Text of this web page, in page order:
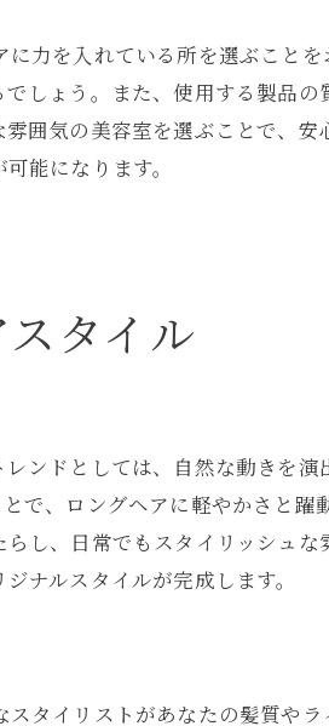
力を入れている所を選ぶことを
しょう。また、使用する製品の
囲気の美容室を選ぶことで、安
能になります。
タイル
ンドとしては、自然な動きを演
で、ロングヘアに軽やかさと躍
し、日常でもスタイリッシュな
ナルスタイルが完成します。
タイリストがあなたの髪質やラ